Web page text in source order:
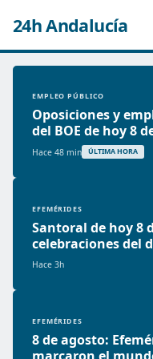
24h Andalucía
EMPLEO PÚBLICO
Oposiciones y
del BOE de hoy 8
Hace 48 min ÚLTIMA HORA
EFEMÉRIDES
Santoral de hoy 8
celebraciones del
Hace 3h
EFEMÉRIDES
8 de agosto: